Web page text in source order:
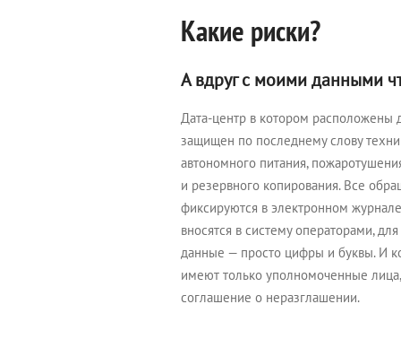
Какие риски?
А вдруг с моими данными
Дата-центр в котором расположены
защищен по последнему слову
автономного питания,
и резервного копирования. Все
фиксируются в электронном
вносятся в систему операторами,
данные — просто цифры и буквы. И
имеют только уполномоченные
соглашение о неразглашении.